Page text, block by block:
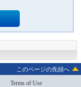
このページの先頭へ
Terms of Use